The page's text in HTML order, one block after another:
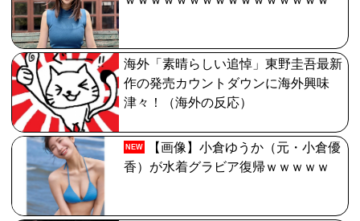
どっちが使いやすい？
海外「素晴らしい追悼」東野圭吾最新
作の発売カウントダウンに海外興味
津々！（海外の反応）
NEW
【画像】小倉ゆうか（元・小倉優
香）が水着グラビア復帰ｗｗｗｗｗ